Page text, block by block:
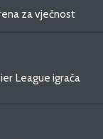
za vječnost
League igrača